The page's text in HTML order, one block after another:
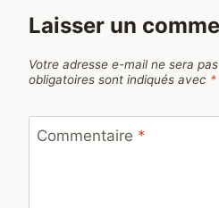
Laisser un
Votre adresse e-mail ne sera
obligatoires sont indiqués avec *
Commentaire *